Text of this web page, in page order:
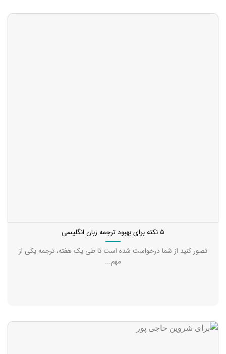
۵ نکته برای بهبود ترجمه زبان انگلیسی
تصور کنید از شما درخواست شده است تا طی یک هفته، ترجمه یکی از
مهم...